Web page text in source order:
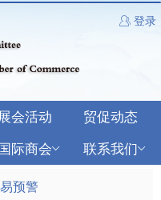
登录
展会活动
贸促动态
际商会 联系我们
预警